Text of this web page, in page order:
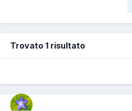
Trovato 1 risultato